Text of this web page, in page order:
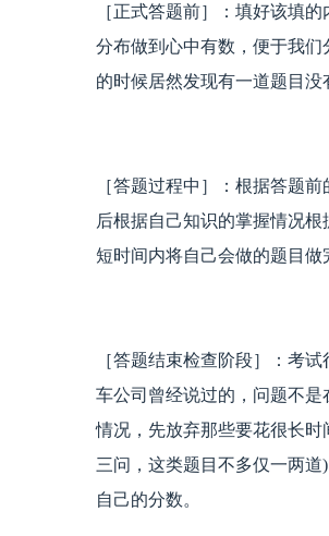
［正式答题前］：填好该填
分布做到心中有数，便于我
的时候居然发现有一道题目
［答题过程中］：根据答题
后根据自己知识的掌握情况
短时间内将自己会做的题目
［答题结束检查阶段］：考
车公司曾经说过的，问题不
情况，先放弃那些要花很长
三问，这类题目不多仅一两
自己的分数。